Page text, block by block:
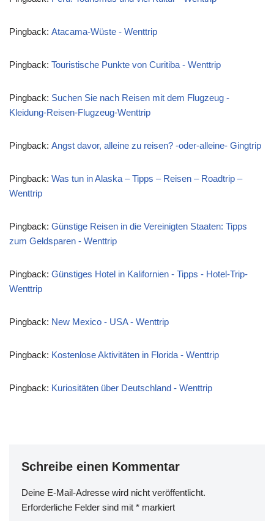
Pingback: Atacama-Wüste - Wenttrip
Pingback: Touristische Punkte von Curitiba - Wenttrip
Pingback: Suchen Sie nach Reisen mit dem Flugzeug -
Kleidung-Reisen-Flugzeug-Wenttrip
Pingback: Angst davor, alleine zu reisen? -oder-alleine- Gingtrip
Pingback: Was tun in Alaska – Tipps – Reisen – Roadtrip –
Wenttrip
Pingback: Günstige Reisen in die Vereinigten Staaten: Tipps
zum Geldsparen - Wenttrip
Pingback: Günstiges Hotel in Kalifornien - Tipps - Hotel-Trip-
Wenttrip
Pingback: New Mexico - USA - Wenttrip
Pingback: Kostenlose Aktivitäten in Florida - Wenttrip
Pingback: Kuriositäten über Deutschland - Wenttrip
Schreibe einen Kommentar
Deine E-Mail-Adresse wird nicht veröffentlicht.
Erforderliche Felder sind mit * markiert